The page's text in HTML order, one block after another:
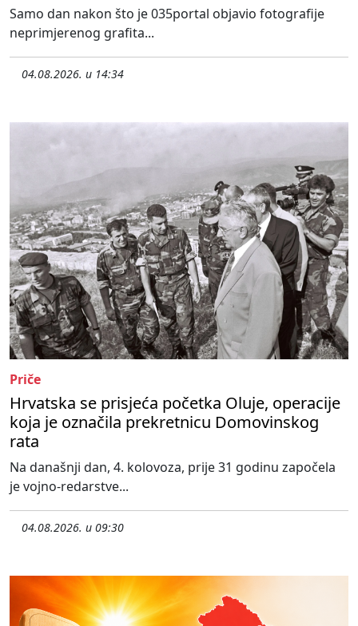
Samo dan nakon što je 035portal objavio fotografije
neprimjerenog grafita...
04.08.2026. u 14:34
Priče
Hrvatska se prisjeća početka Oluje, operacije
koja je označila prekretnicu Domovinskog
rata
Na današnji dan, 4. kolovoza, prije 31 godinu započela
je vojno-redarstve...
04.08.2026. u 09:30